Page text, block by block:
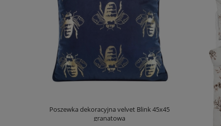
Poszewka dekoracyjna velvet Blink 45x45
granatowa
Ręcznik